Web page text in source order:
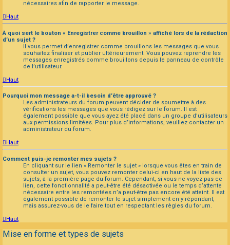
nécessaires afin de rapporter le message.
Haut
À quoi sert le bouton « Enregistrer comme brouillon » affiché lors de la rédaction
d’un sujet ?
Il vous permet d’enregistrer comme brouillons les messages que vous
souhaitez finaliser et publier ultérieurement. Vous pouvez reprendre les
messages enregistrés comme brouillons depuis le panneau de contrôle
de l’utilisateur.
Haut
Pourquoi mon message a-t-il besoin d’être approuvé ?
Les administrateurs du forum peuvent décider de soumettre à des
vérifications les messages que vous rédigez sur le forum. Il est
également possible que vous ayez été placé dans un groupe d’utilisateurs
aux permissions limitées. Pour plus d’informations, veuillez contacter un
administrateur du forum.
Haut
Comment puis-je remonter mes sujets ?
En cliquant sur le lien « Remonter le sujet » lorsque vous êtes en train de
consulter un sujet, vous pouvez remonter celui-ci en haut de la liste des
sujets, à la première page du forum. Cependant, si vous ne voyez pas ce
lien, cette fonctionnalité a peut-être été désactivée ou le temps d’attente
nécessaire entre les remontées n’a peut-être pas encore été atteint. Il est
également possible de remonter le sujet simplement en y répondant,
mais assurez-vous de le faire tout en respectant les règles du forum.
Haut
Mise en forme et types de sujets